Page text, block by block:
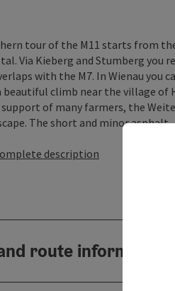
tour of the M11 starts from
Via Kieberg and Stumberg
with the M7. In Wienau you
beautiful climb near the village of
of many farmers, the
The short and minor asphalt
description
route information